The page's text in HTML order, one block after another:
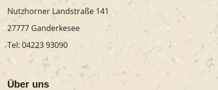
Nutzhorner Landstraße 141
27777 Ganderkesee
Tel: 04223 93090
Über uns